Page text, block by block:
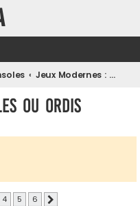
Jeux Modernes : Consoles ou Ordis
ou Ordis
4 5 6